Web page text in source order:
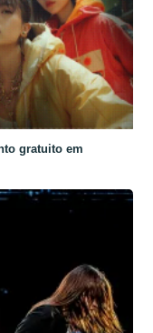
gratuito em